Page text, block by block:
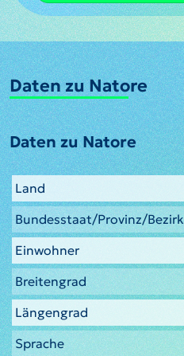
Daten zu Natore
Daten zu Natore
Land
Bundesstaat/Provinz/Bezirk
Einwohner
Breitengrad
Längengrad
Sprache